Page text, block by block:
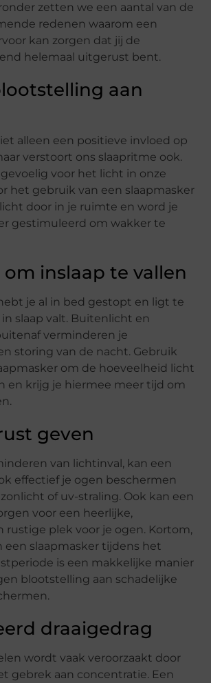
zetten we een aantal van de
redenen waarom een
kan zorgen dat jij de
helemaal uitgerust bent.
aan
alleen een positieve invloed op
verstoort ons slaapritme ook.
voor het licht in onze
het gebruik van een slaapmasker
door in je ruimte en word je
gestimuleerd om wakker te
inslaap te vallen
je al in bed gestopt en ligt te
slaap valt. Buitenlicht en
verminderen je
storing van de nacht. Gebruik
om de hoeveelheid licht
en krijg je hiermee meer tijd om
geven
van lichtinval, kan een
effectief je ogen beschermen
of uv-straling. Ook kan een
voor een heerlijke,
rustige plek voor je ogen. Kortom,
een slaapmasker tijdens het
is een makkelijke manier
blootstelling aan schadelijke
draaigedrag
wordt vaak veroorzaakt door
gebrek aan concentratie. Een